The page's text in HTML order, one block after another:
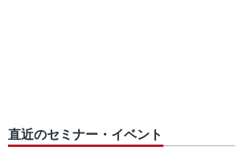
直近のセミナー・イベント